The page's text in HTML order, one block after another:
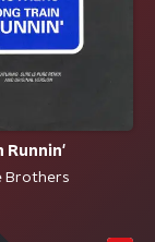
Runnin'
Brothers